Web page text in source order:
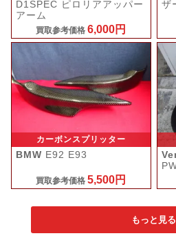
D1SPEC ピロリアアッパー
アーム
買取参考価格6,000円
ザ
カーボンスプリッター
BMW E92 E93
買取参考価格5,500円
もっと見る